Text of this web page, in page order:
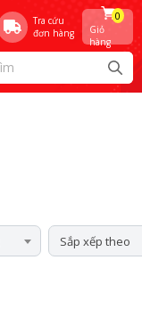
Tra cứu
đơn hàng
Giỏ
hàng
0
Sắp xếp theo